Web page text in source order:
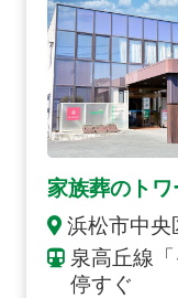
家族葬のトワ
浜松市中央
泉高丘線
停すぐ